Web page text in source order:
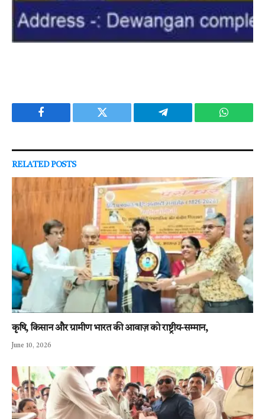
Facebook Twitter Telegram
RELATEDPOSTS
कृषि, किसान और ग्रामीण भारत की आवाज़ को राष्ट्रीय-सम्मान,
June 10, 2026